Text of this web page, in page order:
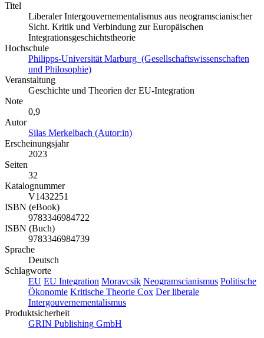
Titel
Liberaler Intergouvernementalismus aus neogramscianischer
Sicht. Kritik und Verbindung zur Europäischen
Integrationsgeschichtstheorie
Hochschule
Philipps-Universität Marburg (Gesellschaftswissenschaften
und Philosophie)
Veranstaltung
Geschichte und Theorien der EU-Integration
Note
0,9
Autor
Silas Merkelbach (Autor:in)
Erscheinungsjahr
2023
Seiten
32
Katalognummer
V1432251
ISBN (eBook)
9783346984722
ISBN (Buch)
9783346984739
Sprache
Deutsch
Schlagworte
EU EU Integration Moravcsik Neogramscianismus Politische
Ökonomie Kritische Theorie Cox Der liberale
Intergouvernementalismus
Produktsicherheit
GRIN Publishing GmbH